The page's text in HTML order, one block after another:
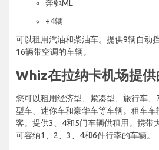
奔驰ML
+4辆
可以租用汽油和柴油车。提供9辆自动
16辆带空调的车辆。
Whiz在拉纳卡机场提
您可以租用经济型、紧凑型、旅行车、
型车、迷你车和豪华车等车辆。租车
客。提供3、4和5门车辆供租用。携带
可容纳1、2、3、4和6件行李的车辆。